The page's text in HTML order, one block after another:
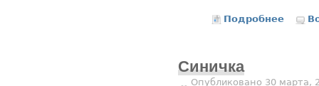
Подробнее о
Синичка
Опубликовано 30 марта,